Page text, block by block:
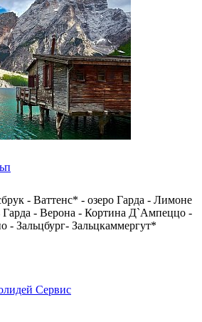
- Ваттенс* - озеро Гарда - Лимоне
Гарда - Верона - Кортина Д`Ампеццо -
- Зальцбург- Зальцкаммергут*
Сервис